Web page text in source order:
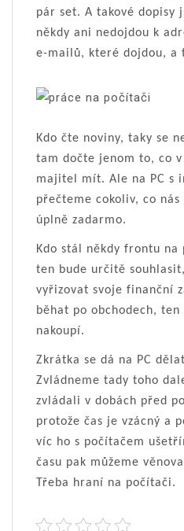
pár set. A takové dopisy
někdy ani nedojdou k
e-mailů, které dojdou, a
Kdo čte noviny, taky se
tam dočte jenom to, co
majitel mít. Ale na PC s
přečteme cokoliv, co
úplně zadarmo.
Kdo stál někdy frontu na
ten bude určitě
vyřizovat svoje finanční
běhat po obchodech,
nakoupí.
Zkrátka se dá na PC
Zvládneme tady toho
zvládali v dobách před
protože čas je vzácný a
víc ho s počítačem
času pak můžeme
Třeba hraní na počítači.